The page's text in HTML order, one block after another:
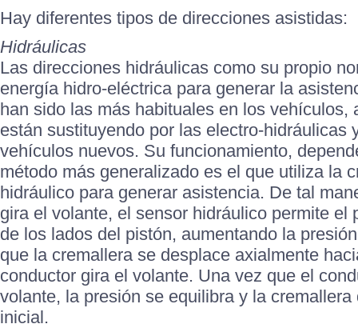
Hay diferentes tipos de direcciones asistidas:
Hidráulicas
Las direcciones hidráulicas como su propio
energía hidro-eléctrica para generar la
han sido las más habituales en los vehículos,
están sustituyendo por las electro-hidráulicas
vehículos nuevos. Su funcionamiento,
método más generalizado es el que utiliza la
hidráulico para generar asistencia. De tal
gira el volante, el sensor hidráulico permite el
de los lados del pistón, aumentando la
que la cremallera se desplace axialmente
conductor gira el volante. Una vez que el
volante, la presión se equilibra y la
inicial.